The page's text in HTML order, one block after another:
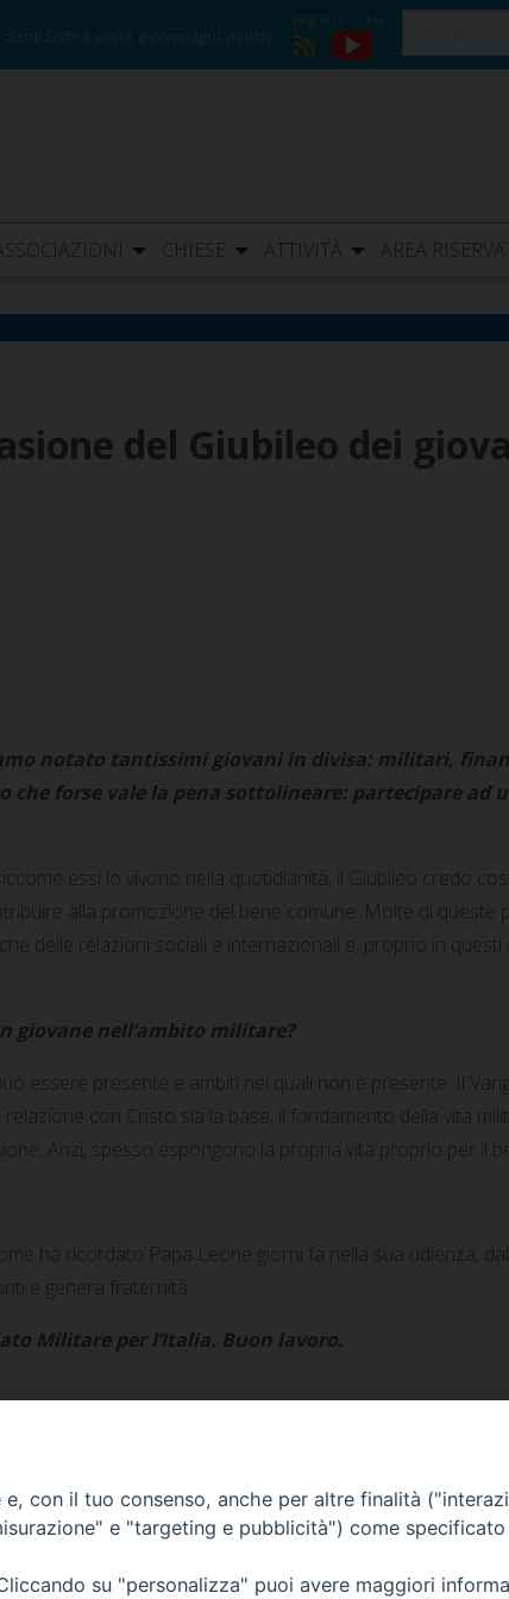
Santi Sisto II, papa, e compagni, martiri
RSS
YouTube
CHIESE ATTIVITÀ AREA
del Giubileo dei
notato tantissimi giovani in divisa: militari,
forse vale la pena sottolineare: partecipare ad
essi lo vivono nella quotidianità, il Giubileo credo
alla promozione del bene comune. Molte di queste
delle relazioni sociali e internazionali e, proprio in questi
giovane nell’ambito militare?
essere presente e ambiti nei quali non è presente. Il
con Cristo sia la base, il fondamento della vita
Anzi, spesso espongono la propria vita proprio per il
ha ricordato Papa Leone giorni fa nella sua udienza,
e genera fraternità.
Militare per l’Italia. Buon lavoro.
con il tuo consenso, anche per altre finalità
e "targeting e pubblicità") come specificato
su "personalizza" puoi avere maggiori